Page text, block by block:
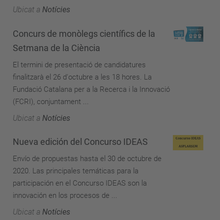
Ubicat a Notícies
Concurs de monòlegs científics de la
Setmana de la Ciència
El termini de presentació de candidatures
finalitzarà el 26 d'octubre a les 18 hores. La
Fundació Catalana per a la Recerca i la Innovació
(FCRI), conjuntament ...
Ubicat a Notícies
Nueva edición del Concurso IDEAS
Envío de propuestas hasta el 30 de octubre de
2020. Las principales temáticas para la
participación en el Concurso IDEAS son la
innovación en los procesos de ...
Ubicat a Notícies